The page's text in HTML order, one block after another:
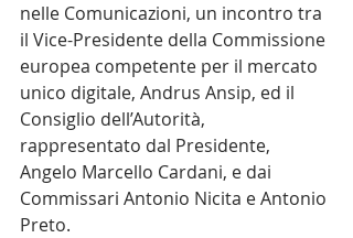
nelle Comunicazioni, un incontro tra
il Vice-Presidente della Commissione
europea competente per il mercato
unico digitale, Andrus Ansip, ed il
Consiglio dell’Autorità,
rappresentato dal Presidente,
Angelo Marcello Cardani, e dai
Commissari Antonio Nicita e Antonio
Preto.